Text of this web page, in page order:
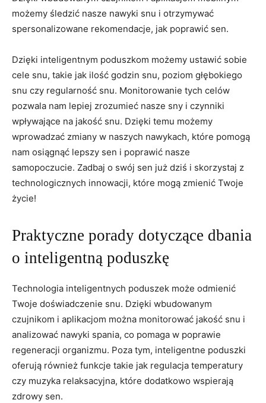
możemy śledzić nasze nawyki snu i ​otrzymywać
spersonalizowane rekomendacje, jak poprawić ​sen.
Dzięki inteligentnym poduszkom możemy ustawić sobie
cele snu, takie⁤ jak ilość godzin ⁣snu, poziom ⁣głębokiego
snu czy regularność snu. Monitorowanie tych celów
⁢pozwala nam lepiej zrozumieć nasze sny i czynniki
wpływające na​ jakość snu.​ Dzięki temu możemy
wprowadzać zmiany w naszych⁣ nawykach, które pomogą
nam ‌osiągnąć lepszy⁤ sen i poprawić⁤ nasze
samopoczucie. Zadbaj ‌o swój ⁢sen już ‍dziś i skorzystaj z
technologicznych innowacji, które mogą zmienić​ Twoje
życie!
Praktyczne porady dotyczące dbania
o ⁢inteligentną poduszkę
Technologia⁣ inteligentnych poduszek może odmienić
Twoje ⁢doświadczenie snu.⁣ Dzięki wbudowanym⁢
czujnikom ⁤i aplikacjom ⁣można⁤ monitorować⁤ jakość snu i
analizować nawyki spania, co pomaga w poprawie‍
regeneracji​ organizmu. Poza tym,‌ inteligentne poduszki
⁣oferują również⁣ funkcje takie jak regulacja ⁢temperatury
czy muzyka‍ relaksacyjna, które dodatkowo wspierają
zdrowy sen.